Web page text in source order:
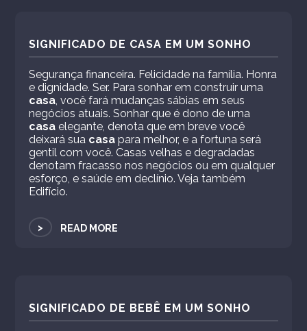
SIGNIFICADO DE CASA EM UM SONHO
Segurança financeira. Felicidade na família. Honra
e dignidade. Ser. Para sonhar em construir uma
casa, você fará mudanças sábias em seus
negócios atuais. Sonhar que é dono de uma
casa elegante, denota que em breve você
deixará sua casa para melhor, e a fortuna será
gentil com você. Casas velhas e degradadas
denotam fracasso nos negócios ou em qualquer
esforço, e saúde em declínio. Veja também
Edifício.
> READ MORE
SIGNIFICADO DE BEBÊ EM UM SONHO